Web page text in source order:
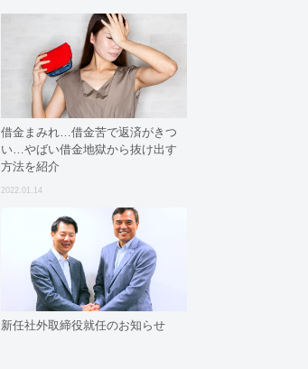
借金まみれ…借金苦で返済がきつ
い…やばい借金地獄から抜け出す
方法を紹介
2022.01.14
新任社外取締役就任のお知らせ